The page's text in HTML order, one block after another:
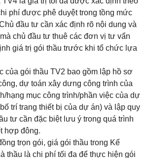
phí được phê duyệt trong tồng mức
đầu tư cần xác định rõ nội dung và
chủ đầu tư thuê các đơn vị tư vẩn
giá trị gói thầu trước khi tổ chức lựa
của gói thầu TV2 bao gồm lập hồ sơ
dự toán xây dưng công trình của
hạng mục công trình/phần việc của dự
trí trang thiết bị của dự án) và lập quy
tư cần đặc biệt lưu ý trong quá trình
hợp đông.
trọn gói, giá gói thầu trong Kế
thầu là chi phí tối đa để thực hiện gói